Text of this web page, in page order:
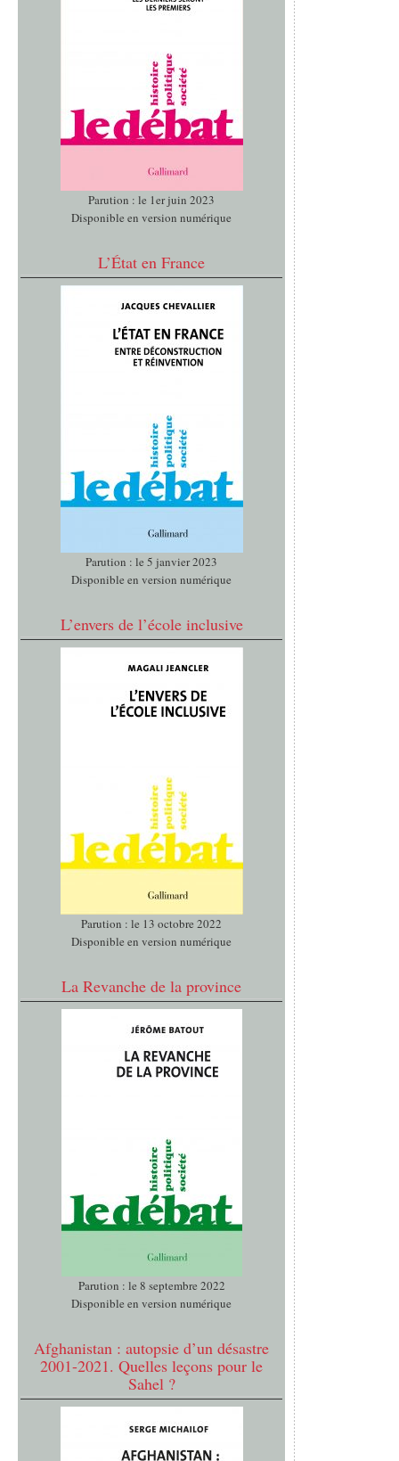
Parution : le 1er juin 2023
Disponible en version numérique
L’État en France
Parution : le 5 janvier 2023
Disponible en version numérique
L’envers de l’école inclusive
Parution : le 13 octobre 2022
Disponible en version numérique
La Revanche de la province
Parution : le 8 septembre 2022
Disponible en version numérique
Afghanistan : autopsie d’un désastre
2001-2021. Quelles leçons pour le
Sahel ?